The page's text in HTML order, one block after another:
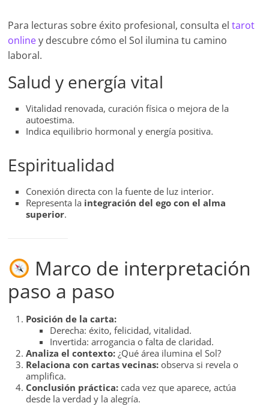
Para lecturas sobre éxito profesional, consulta eltarot
onliney descubre cómo el Sol ilumina tu camino
laboral.
Salud y energía vital
Vitalidad renovada, curación física o mejora de la
autoestima.
Indica equilibrio hormonal y energía positiva.
Espiritualidad
Conexión directa con la fuente de luz interior.
Representa la integración del ego con el alma
superior.
Marco de interpretación
paso a paso
Posición de la carta:
Derecha: éxito, felicidad, vitalidad.
Invertida: arrogancia o falta de claridad.
Analiza el contexto: ¿Qué área ilumina el Sol?
Relaciona con cartas vecinas: observa si revela o
amplifica.
Conclusión práctica: cada vez que aparece, actúa
desde la verdad y la alegría.